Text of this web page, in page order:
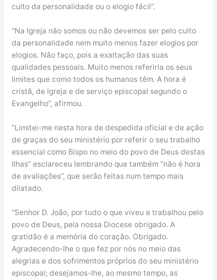
culto da personalidade ou o elogio fácil”.
“Na Igreja não somos ou não devemos ser pelo culto
da personalidade nem muito menos fazer elogios por
elogios. Não faço, pois a exaltação das suas
qualidades pessoais. Muito menos referiria os seus
limites que como todos os humanos têm. A hora é
cristã, de Igreja e de serviço episcopal segundo o
Evangelho”, afirmou.
“Limitei-me nesta hora de despedida oficial e de ação
de graças do seu ministério por referir o seu trabalho
essencial como Bispo no meio do povo de Deus destas
Ilhas” esclareceu lembrando que também “não é hora
de avaliações”, que serão feitas num tempo mais
dilatado.
“Senhor D. João, por tudo o que viveu e trabalhou pelo
povo de Deus, pela nossa Diocese obrigado. A
gratidão é a memória do coração. Obrigado.
Agradecendo-lhe o que fez por nós no meio das
alegrias e dos sofrimentos próprios do seu ministério
episcopal; desejamos-lhe, ao mesmo tempo, as